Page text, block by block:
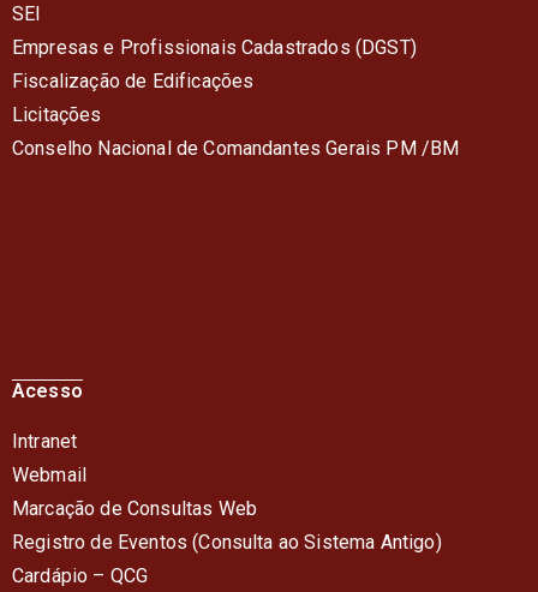
SEI
Empresas e Profissionais Cadastrados (DGST)
Fiscalização de Edificações
Licitações
Conselho Nacional de Comandantes Gerais PM /BM
Acesso
Intranet
Webmail
Marcação de Consultas Web
Registro de Eventos (Consulta ao Sistema Antigo)
Cardápio – QCG